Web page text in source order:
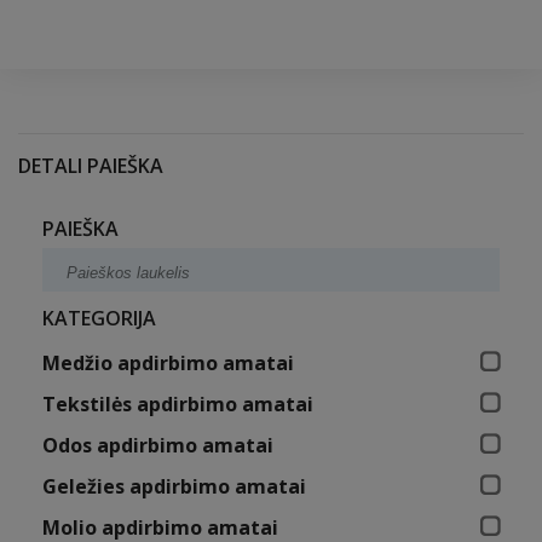
DETALI PAIEŠKA
PAIEŠKA
KATEGORIJA
Medžio apdirbimo amatai
Tekstilės apdirbimo amatai
Odos apdirbimo amatai
Geležies apdirbimo amatai
Molio apdirbimo amatai